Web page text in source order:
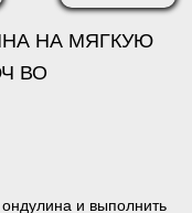
НА МЯГКУЮ
ВО
и выполнить